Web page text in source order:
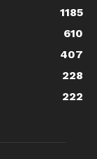
1185
610
407
228
222